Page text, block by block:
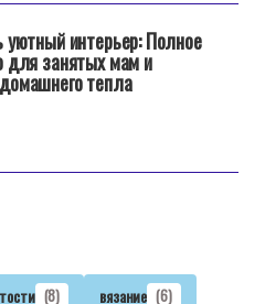
уютный интерьер: Полное
для занятых мам и
тепла
(8) вязание (6)